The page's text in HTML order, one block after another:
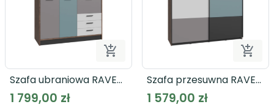

Dodaj do koszyka
Szafa ubraniowa RAVEN
RVXS836
1 799,00 zł

Szafa przesuwna RAVEN
RVXS824E1
1 579,00 zł